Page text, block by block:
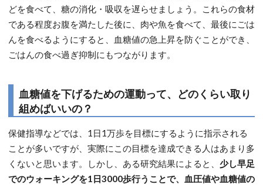
どを食べて、糖の消化・吸収を遅らせましょう。これらの食材
である程度お腹を満たした後に、肉や魚を食べて、最後にごは
んを食べるようにすると、血糖値の急上昇を防ぐことができ、
ごはんの食べ過ぎ抑制にもつながります。
血糖値を下げるための運動って、どのくらい取り
組めばいいの？
保健指導などでは、1日1万歩を目標にするように指示される
ことが多いですが、実際にこの目標を達成できる人はあまり多
くないと思います。しかし、ある研究結果によると、 少し早足
でのウォーキングを1日3000歩行うことで、血圧値や血糖値の